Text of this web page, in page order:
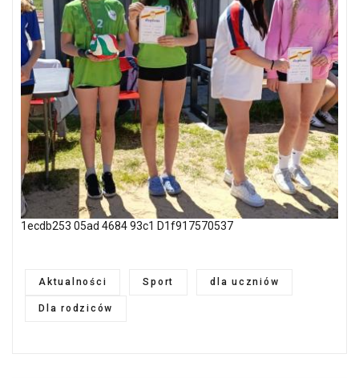
1ecdb253 05ad 4684 93c1 D1f917570537
Aktualności Sport dla uczniów
Dla rodziców